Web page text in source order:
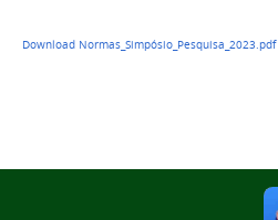
Download Normas_Simpósio_Pesquisa_2023.pdf